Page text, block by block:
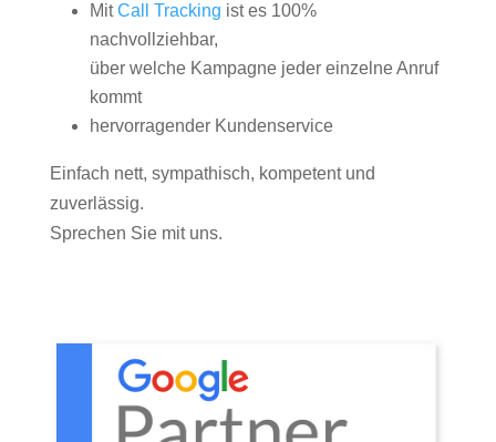
MitCall Tracking ist es 100%
nachvollziehbar,
über welche Kampagne jeder einzelne Anruf
kommt
hervorragender Kundenservice
Einfach nett, sympathisch, kompetent und
zuverlässig.
Sprechen Sie mit uns.